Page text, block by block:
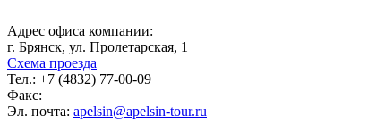
Адрес офиса компании:
г. Брянск, ул. Пролетарская, 1
Схема проезда
Тел.: +7 (4832) 77-00-09
Факс:
Эл. почта: apelsin@apelsin-tour.ru